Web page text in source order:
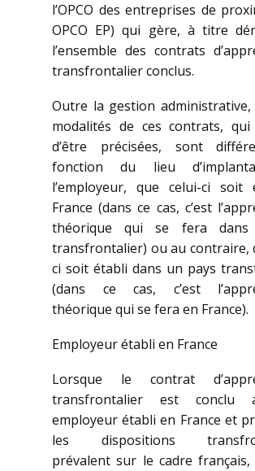
l’OPCO des entreprises de
OPCO EP) qui gère, à titre
l’ensemble des contrats
transfrontalier conclus.
Outre la gestion administrative,
modalités de ces contrats,
d’être précisées, sont
fonction du lieu
l’employeur, que celui-ci soit
France (dans ce cas, c’est
théorique qui se fera
transfrontalier) ou au contraire,
ci soit établi dans un pays
(dans ce cas, c’est
théorique qui se fera en France).
Employeur établi en France
Lorsque le contrat
transfrontalier est conclu
employeur établi en France et
les dispositions
prévalent sur le cadre français,